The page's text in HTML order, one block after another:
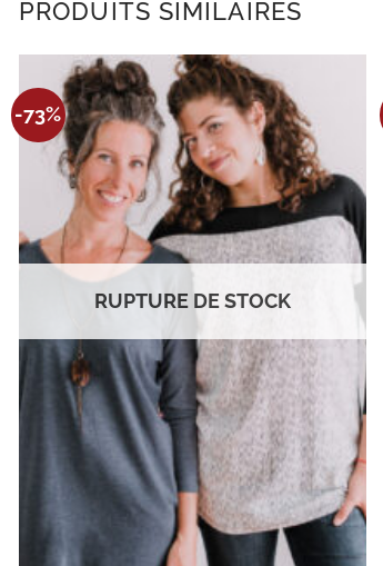
PRODUITS SIMILAIRES
-73%
Ajouter
wishlist
RUPTURE DE STOCK